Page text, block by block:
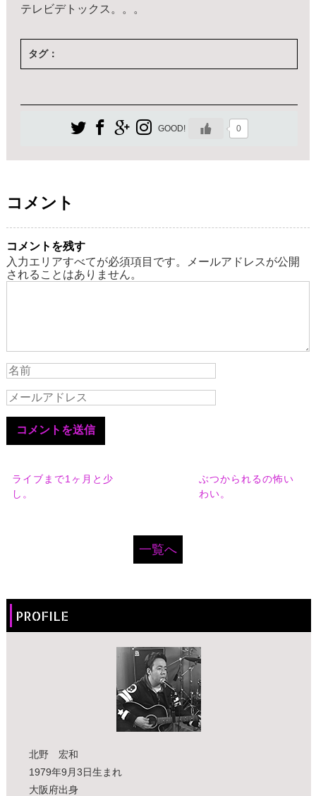
テレビデトックス。。。
タグ：
GOOD! 0
コメント
コメントを残す
入力エリアすべてが必須項目です。メールアドレスが公開
されることはありません。
ライブまで1ヶ月と少
し。
ぶつかられるの怖い
わい。
一覧へ
PROFILE
北野 宏和
1979年9月3日生まれ
大阪府出身